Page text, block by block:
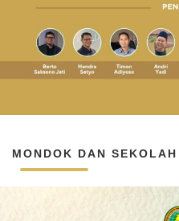
MONDOK DAN